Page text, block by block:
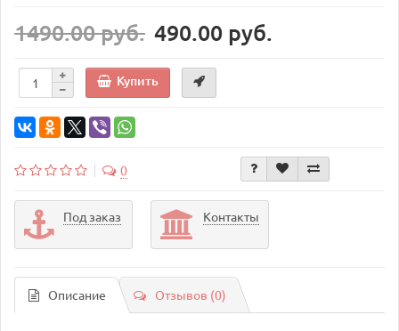
1490.00 руб. 490.00 руб.
Купить
0
Под заказ Контакты
Описание Отзывов (0)